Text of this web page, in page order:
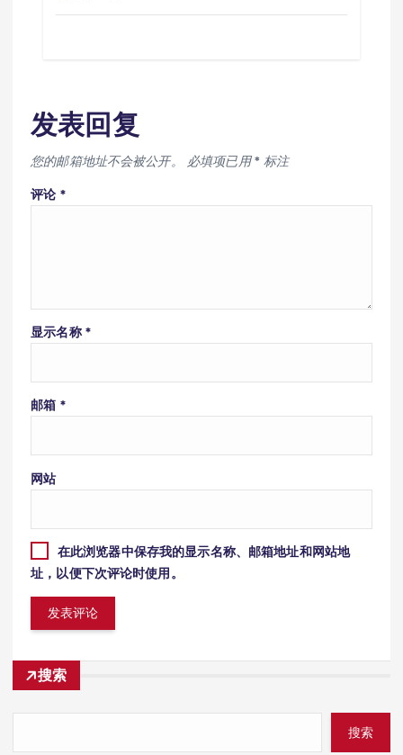
发表回复
您的邮箱地址不会被公开。 必填项已用* 标注
评论 *
显示名称 *
邮箱 *
网站
在此浏览器中保存我的显示名称、邮箱地址和网站地
址，以便下次评论时使用。
搜索
搜索